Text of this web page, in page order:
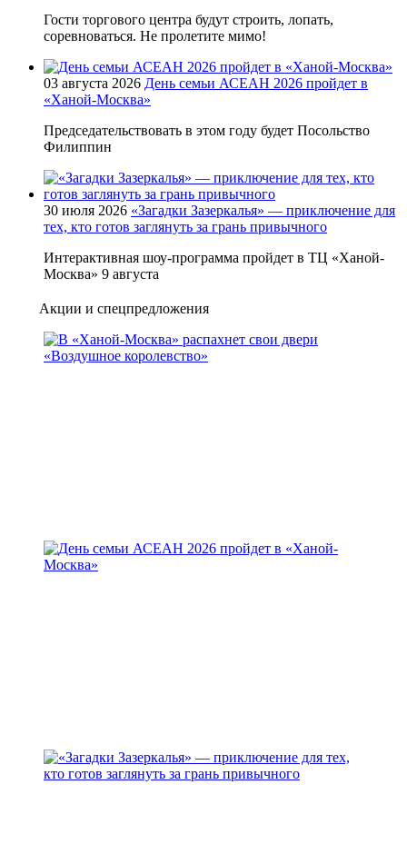
Гости торгового центра будут строить, лопать,
соревноваться. Не пролетите мимо!
03 августа 2026 День семьи АСЕАН 2026 пройдет в
«Ханой-Москва»
Председательствовать в этом году будет Посольство
Филиппин
30 июля 2026 «Загадки Зазеркалья» — приключение для
тех, кто готов заглянуть за грань привычного
Интерактивная шоу-программа пройдет в ТЦ «Ханой-
Москва» 9 августа
Акции и спецпредложения